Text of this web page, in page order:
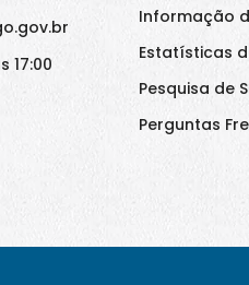
17:00
Informação
Estatísticas
Pesquisa de
Perguntas